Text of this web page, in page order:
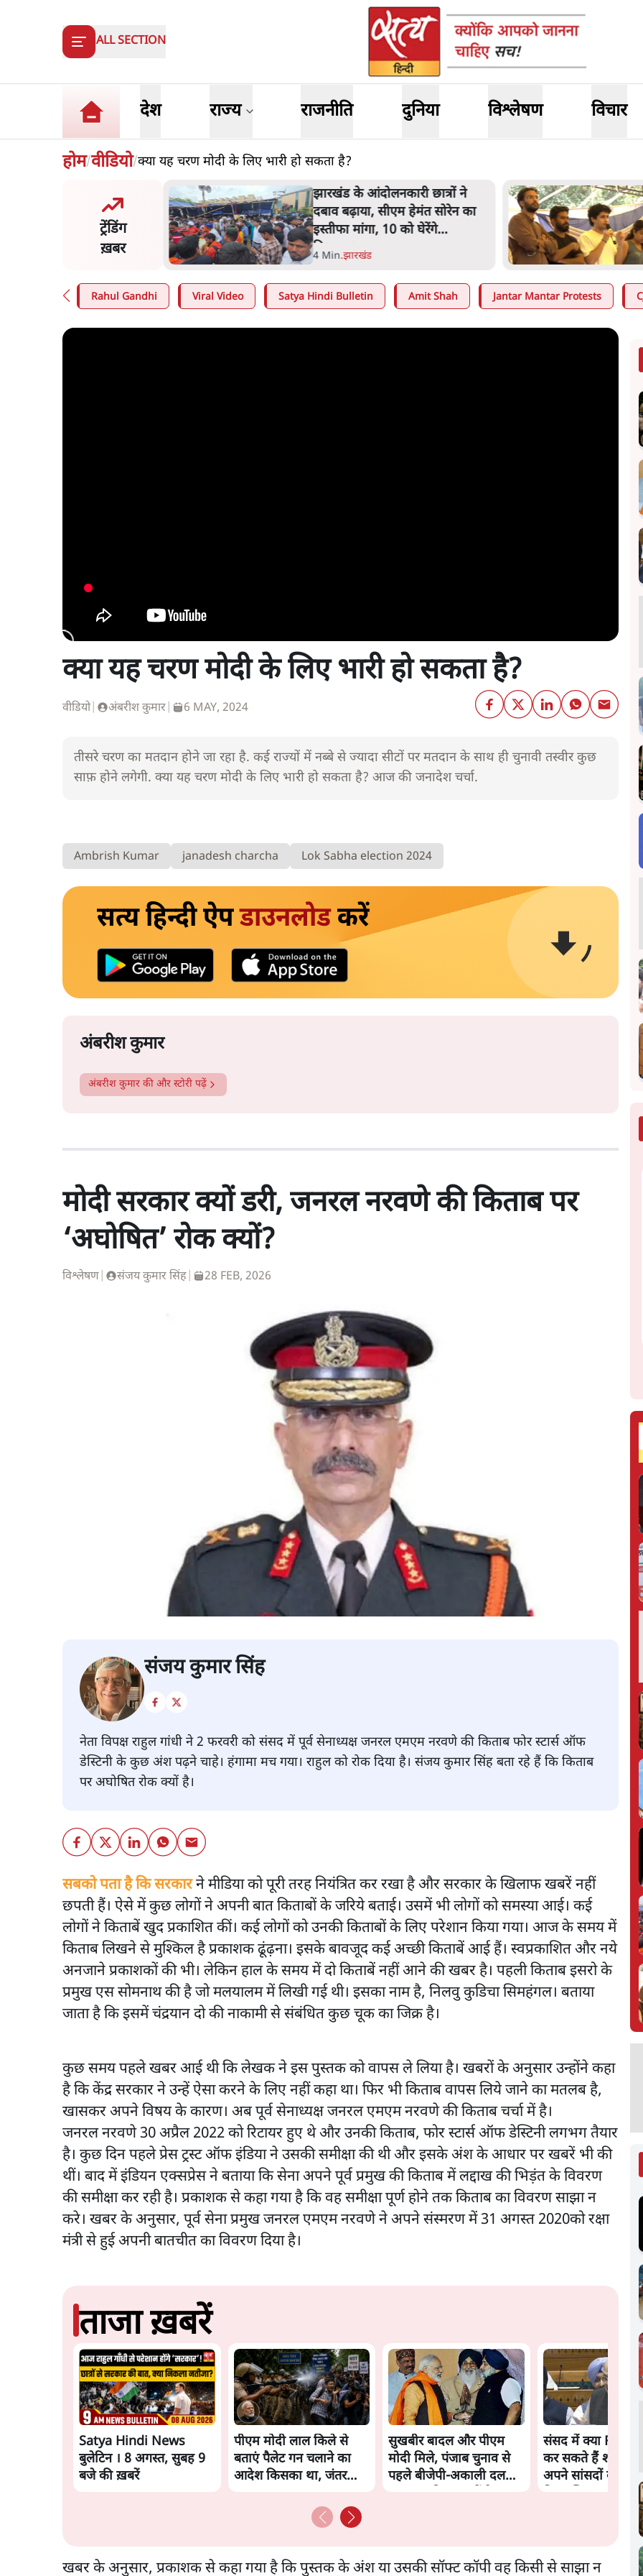
ALL SECTION
देश राज्य राजनीति दुनिया विश्लेषण विचार
होम/वीडियो/क्या यह चरण मोदी के लिए भारी हो सकता है?
ट्रेंडिंग
ख़बर
अहमद के बेटे अबान अहमद
हादसे में मौत, जेल में बंद
झारखंड के आंदोलनकारी छात्रों ने
दबाव बढ़ाया, सीएम हेमंत सोरेन का
इस्तीफा मांगा, 10 को घेरेंगे
विधानसभा
4 Min.झारखंड
Rahul Gandhi Viral Video Satya Hindi Bulletin Amit Shah Jantar Mantar Protests
क्या यह चरण मोदी के लिए भारी हो सकता है?
वीडियो| अंबरीश कुमार| 6 MAY, 2024
तीसरे चरण का मतदान होने जा रहा है. कई राज्यों में नब्बे से ज्यादा सीटों पर मतदान के साथ ही चुनावी तस्वीर कुछ
साफ़ होने लगेगी. क्या यह चरण मोदी के लिए भारी हो सकता है? आज की जनादेश चर्चा.
Ambrish Kumar janadesh charcha Lok Sabha election 2024
सत्य हिन्दी ऐपडाउनलोडकरें
अंबरीश कुमार
अंबरीश कुमार की और स्टोरी पढ़ें
मोदी सरकार क्यों डरी, जनरल नरवणे की किताब पर
‘अघोषित’ रोक क्यों?
विश्लेषण संजय कुमार सिंह 28 FEB, 2026
संजय कुमार सिंह
नेता विपक्ष राहुल गांधी ने 2 फरवरी को संसद में पूर्व सेनाध्यक्ष जनरल एमएम नरवणे की किताब फोर स्टार्स ऑफ
डेस्टिनी के कुछ अंश पढ़ने चाहे। हंगामा मच गया। राहुल को रोक दिया है। संजय कुमार सिंह बता रहे हैं कि किताब
पर अघोषित रोक क्यों है।
सबको पता है कि सरकारने मीडिया को पूरी तरह नियंत्रित कर रखा है और सरकार के खिलाफ खबरें नहीं
छपती हैं। ऐसे में कुछ लोगों ने अपनी बात किताबों के जरिये बताई। उसमें भी लोगों को समस्या आई। कई
लोगों ने किताबें खुद प्रकाशित कीं। कई लोगों को उनकी किताबों के लिए परेशान किया गया। आज के समय में
किताब लिखने से मुश्किल है प्रकाशक ढूंढ़ना। इसके बावजूद कई अच्छी किताबें आई हैं। स्वप्रकाशित और नये
अनजाने प्रकाशकों की भी। लेकिन हाल के समय में दो किताबें नहीं आने की खबर है। पहली किताब इसरो के
प्रमुख एस सोमनाथ की है जो मलयालम में लिखी गई थी। इसका नाम है, निलवु कुडिचा सिमहंगल। बताया
जाता है कि इसमें चंद्रयान दो की नाकामी से संबंधित कुछ चूक का जिक्र है।
कुछ समय पहले खबर आई थी कि लेखक ने इस पुस्तक को वापस ले लिया है। खबरों के अनुसार उन्होंने कहा
है कि केंद्र सरकार ने उन्हें ऐसा करने के लिए नहीं कहा था। फिर भी किताब वापस लिये जाने का मतलब है,
खासकर अपने विषय के कारण। अब पूर्व सेनाध्यक्ष जनरल एमएम नरवणे की किताब चर्चा में है।
जनरल नरवणे 30 अप्रैल 2022 को रिटायर हुए थे और उनकी किताब, फोर स्टार्स ऑफ डेस्टिनी लगभग तैयार
है। कुछ दिन पहले प्रेस ट्रस्ट ऑफ इंडिया ने उसकी समीक्षा की थी और इसके अंश के आधार पर खबरें भी की
थीं। बाद में इंडियन एक्सप्रेस ने बताया कि सेना अपने पूर्व प्रमुख की किताब में लद्दाख की भिड़ंत के विवरण
की समीक्षा कर रही है। प्रकाशक से कहा गया है कि वह समीक्षा पूर्ण होने तक किताब का विवरण साझा न
करे। खबर के अनुसार, पूर्व सेना प्रमुख जनरल एमएम नरवणे ने अपने संस्मरण में 31 अगस्त 2020को रक्षा
मंत्री से हुई अपनी बातचीत का विवरण दिया है।
ताजा ख़बरें
Satya Hindi News
बुलेटिन । 8 अगस्त, सुबह 9
बजे की ख़बरें
पीएम मोदी लाल किले से
बताएं पैलेट गन चलाने का
आदेश किसका था, जंतर
सुखबीर बादल और पीएम
मोदी मिले, पंजाब चुनाव से
पहले बीजेपी-अकाली दल
संसद में क्या FCRA
कर सकते हैं शाह?
अपने सांसदों के लिए
खबर के अनुसार, प्रकाशक से कहा गया है कि पुस्तक के अंश या उसकी सॉफ्ट कॉपी वह किसी से साझा न